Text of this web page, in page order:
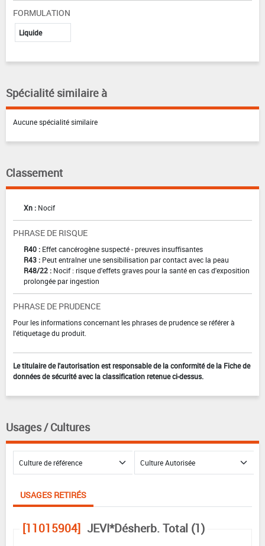
FORMULATION
Liquide
Spécialité similaire à
Aucune spécialité similaire
Classement
Xn : Nocif
PHRASE DE RISQUE
R40 : Effet cancérogène suspecté - preuves insuffisantes
R43 : Peut entraîner une sensibilisation par contact avec la peau
R48/22 : Nocif : risque d'effets graves pour la santé en cas d'exposition
prolongée par ingestion
PHRASE DE PRUDENCE
Pour les informations concernant les phrases de prudence se référer à
l'étiquetage du produit.
Le titulaire de l'autorisation est responsable de la conformité de la Fiche de
données de sécurité avec la classification retenue ci-dessus.
Usages / Cultures
USAGES RETIRÉS
[11015904] JEVI*Désherb. Total (1)